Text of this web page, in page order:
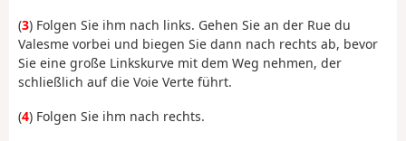
(3) Folgen Sie ihm nach links. Gehen Sie an der Rue du
Valesme vorbei und biegen Sie dann nach rechts ab, bevor
Sie eine große Linkskurve mit dem Weg nehmen, der
schließlich auf die Voie Verte führt.
(4) Folgen Sie ihm nach rechts.